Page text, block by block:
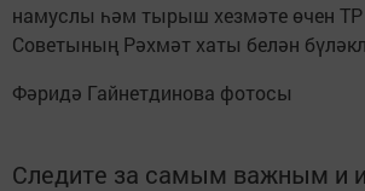
намуслы һәм тырыш хезмәте өчен
Советының Рәхмәт хаты белән
Фәридә Гайнетдинова фотосы
Следите за самым важным и